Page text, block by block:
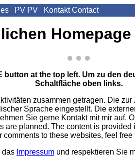
PV PV Kontakt Contact
Homepage
button at the top left. Um zu den
Schaltfläche oben links.
zusammen getragen. Die
Sprache eingestellt. Die
Sie gerne Kontakt mit mir auf.
planned. The content is
to these websites, feel free
das Impressum und respektieren Sie